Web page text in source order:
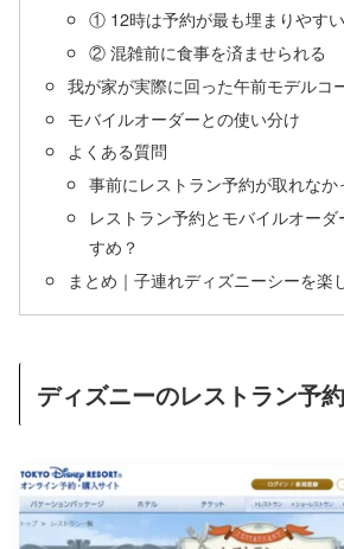
① 12時は予約が最も埋まりやすい
② 混雑前に食事を済ませられる
我が家が実際に回った午前モデルコ
モバイルオーダーとの使い分け
よくある質問
事前にレストラン予約が取れなか
レストラン予約とモバイルオー
すめ？
まとめ｜子連れディズニーシーを楽
ディズニーのレストラン予